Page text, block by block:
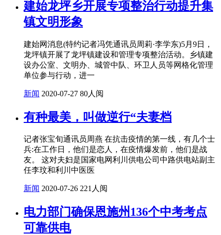
建始龙坪乡开展专项整治行动提升集
镇文明形象
建始网消息(特约记者冯凭通讯员周莉·李学东)5月9日，
龙坪镇开展了龙坪镇建设和管理专项整治活动。乡镇建
设办公室、文明办、城管中队、环卫人员等网格化管理
单位参与行动，进一
新闻 2020-07-27 80人阅
有种最美，叫做逆行“夫妻档
记者张宝旬通讯员周燕 在抗击疫情的第一线，有几个士
兵:在工作日，他们是恋人，在疫情爆发前，他们是战
友。 这对夫妇是国家电网利川供电公司中路供电站副主
任李玟和利川中医医
新闻 2020-07-26 221人阅
电力部门确保恩施州136个中考考点
可靠供电